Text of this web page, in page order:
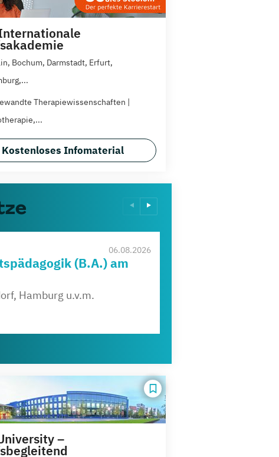
Bochum, Darmstadt, Erfurt,
Therapiewissenschaften |
Kostenloses Infomaterial
06.08.2026
(B.A.) am
Hamburg u.v.m.
–